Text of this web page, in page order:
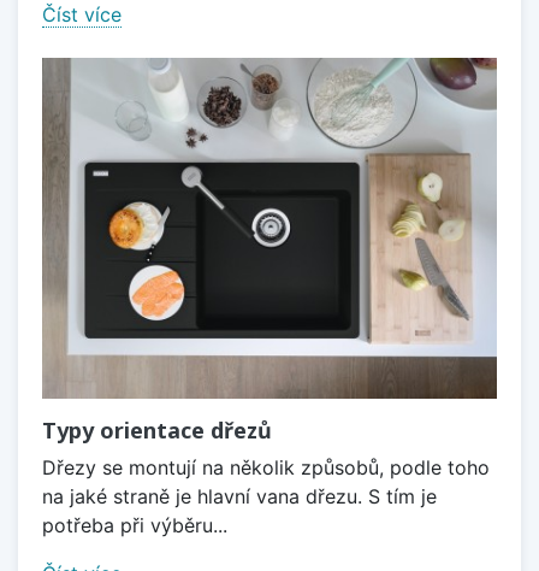
Číst více
Typy orientace dřezů
Dřezy se montují na několik způsobů, podle toho
na jaké straně je hlavní vana dřezu. S tím je
potřeba při výběru...